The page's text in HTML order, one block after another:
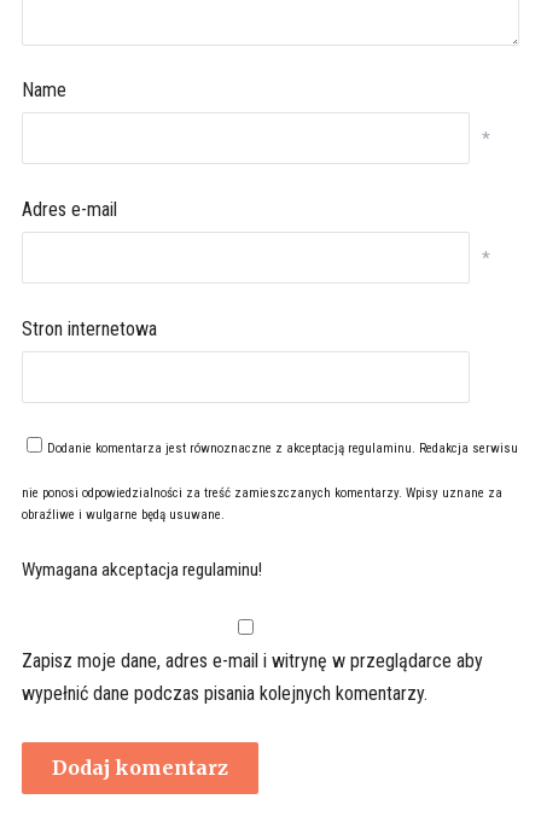
Name
*
Adres e-mail
*
Stron internetowa
Dodanie komentarza jest równoznaczne z akceptacją regulaminu. Redakcja serwisu
nie ponosi odpowiedzialności za treść zamieszczanych komentarzy. Wpisy uznane za
obraźliwe i wulgarne będą usuwane.
Wymagana akceptacja regulaminu!
Zapisz moje dane, adres e-mail i witrynę w przeglądarce aby
wypełnić dane podczas pisania kolejnych komentarzy.